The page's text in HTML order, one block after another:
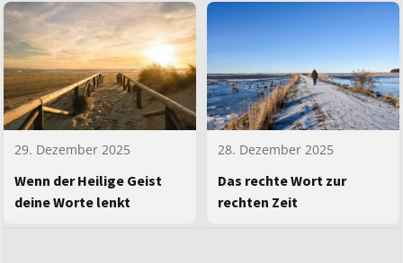
29. Dezember 2025
Wenn der Heilige Geist
deine Worte lenkt
28. Dezember 2025
Das rechte Wort zur
rechten Zeit